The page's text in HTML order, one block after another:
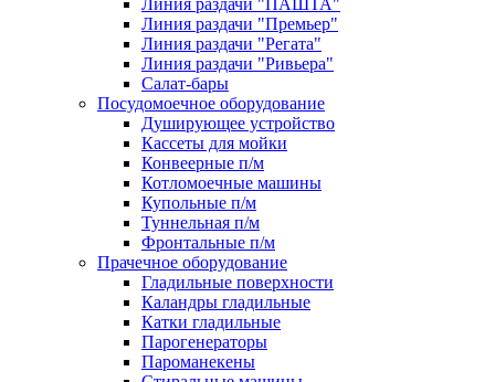
Линия раздачи "ПАШТА"
Линия раздачи "Премьер"
Линия раздачи "Регата"
Линия раздачи "Ривьера"
Салат-бары
Посудомоечное оборудование
Душирующее устройство
Кассеты для мойки
Конвеерные п/м
Котломоечные машины
Купольные п/м
Туннельная п/м
Фронтальные п/м
Прачечное оборудование
Гладильные поверхности
Каландры гладильные
Катки гладильные
Парогенераторы
Пароманекены